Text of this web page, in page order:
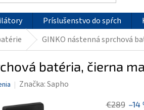
Príslušenstvo do spŕch
GINKO nástenná sprchová
batéria, čierna
Značka:Sapho
€289 –14